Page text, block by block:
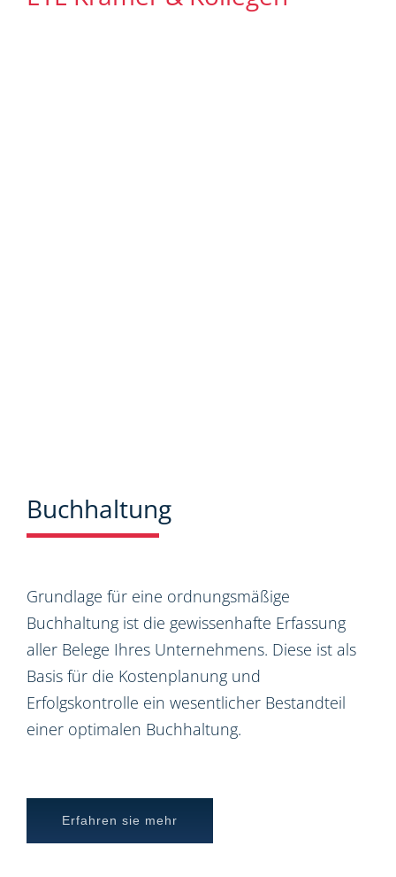
Buchhaltung
Grundlage für eine ordnungsmäßige
Buchhaltung ist die gewissenhafte Erfassung
aller Belege Ihres Unternehmens. Diese ist als
Basis für die Kostenplanung und
Erfolgskontrolle ein wesentlicher Bestandteil
einer optimalen Buchhaltung.
Erfahren sie mehr